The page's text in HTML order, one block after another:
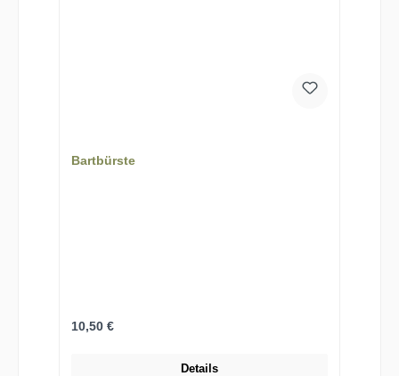
Bartbürste
Regulärer Preis:
10,50 €
Details